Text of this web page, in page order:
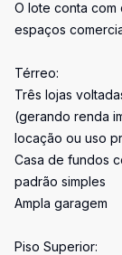
O lote conta
espaços
Térreo:
Três lojas
(gerando renda
locação ou uso
Casa de fundos
padrão simples
Ampla garagem
Piso Superior: